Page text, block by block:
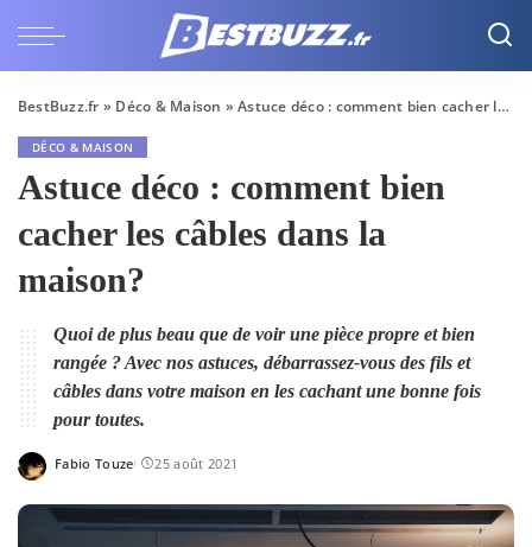
BestBuzz.fr » Déco & Maison »Astuce déco : comment bien cacher les câbles dans la maison?
DÉCO & MAISON
Astuce déco : comment bien
cacher les câbles dans la
maison?
Quoi de plus beau que de voir une pièce propre et bien
rangée ? Avec nos astuces, débarrassez-vous des fils et
câbles dans votre maison en les cachant une bonne fois
pour toutes.
Posted
Fabio Touze 25 août 2021